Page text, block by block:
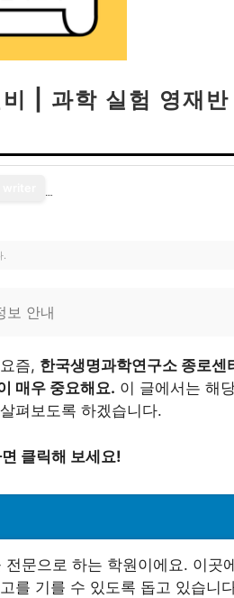
| 과학 실험 영재반
.
보 안내
즘, 한국생명과학연구소 종로센
매우 중요해요. 이 글에서는 해
펴보도록 하겠습니다.
클릭해 보세요!
문으로 하는 학원이에요. 이곳
를 기를 수 있도록 돕고 있습니